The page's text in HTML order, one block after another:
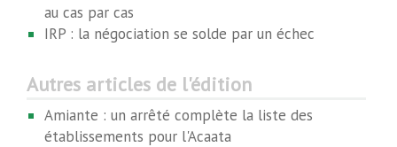
au cas par cas
IRP : la négociation se solde par un échec
Autres articles de l'édition
Amiante : un arrêté complète la liste des
établissements pour l'Acaata